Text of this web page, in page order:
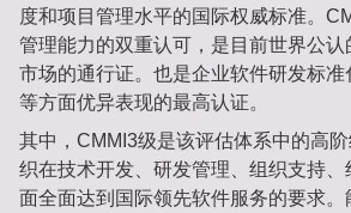
度和项目管理水平的国际权威标准。
管理能力的双重认可，是目前世界公
市场的通行证。也是企业软件研发标
等方面优异表现的最高认证。
其中，CMMI3级是该评估体系中的高
织在技术开发、研发管理、组织支持
面全面达到国际领先软件服务的要求。